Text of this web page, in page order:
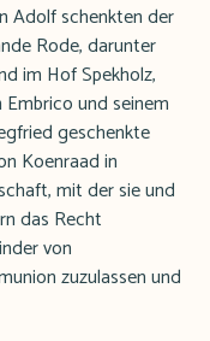
Adolf schenkten der
Rode, darunter
im Hof Spekholz,
und seinem
geschenkte
Koenraad in
mit der sie und
das Recht
von
zuzulassen und